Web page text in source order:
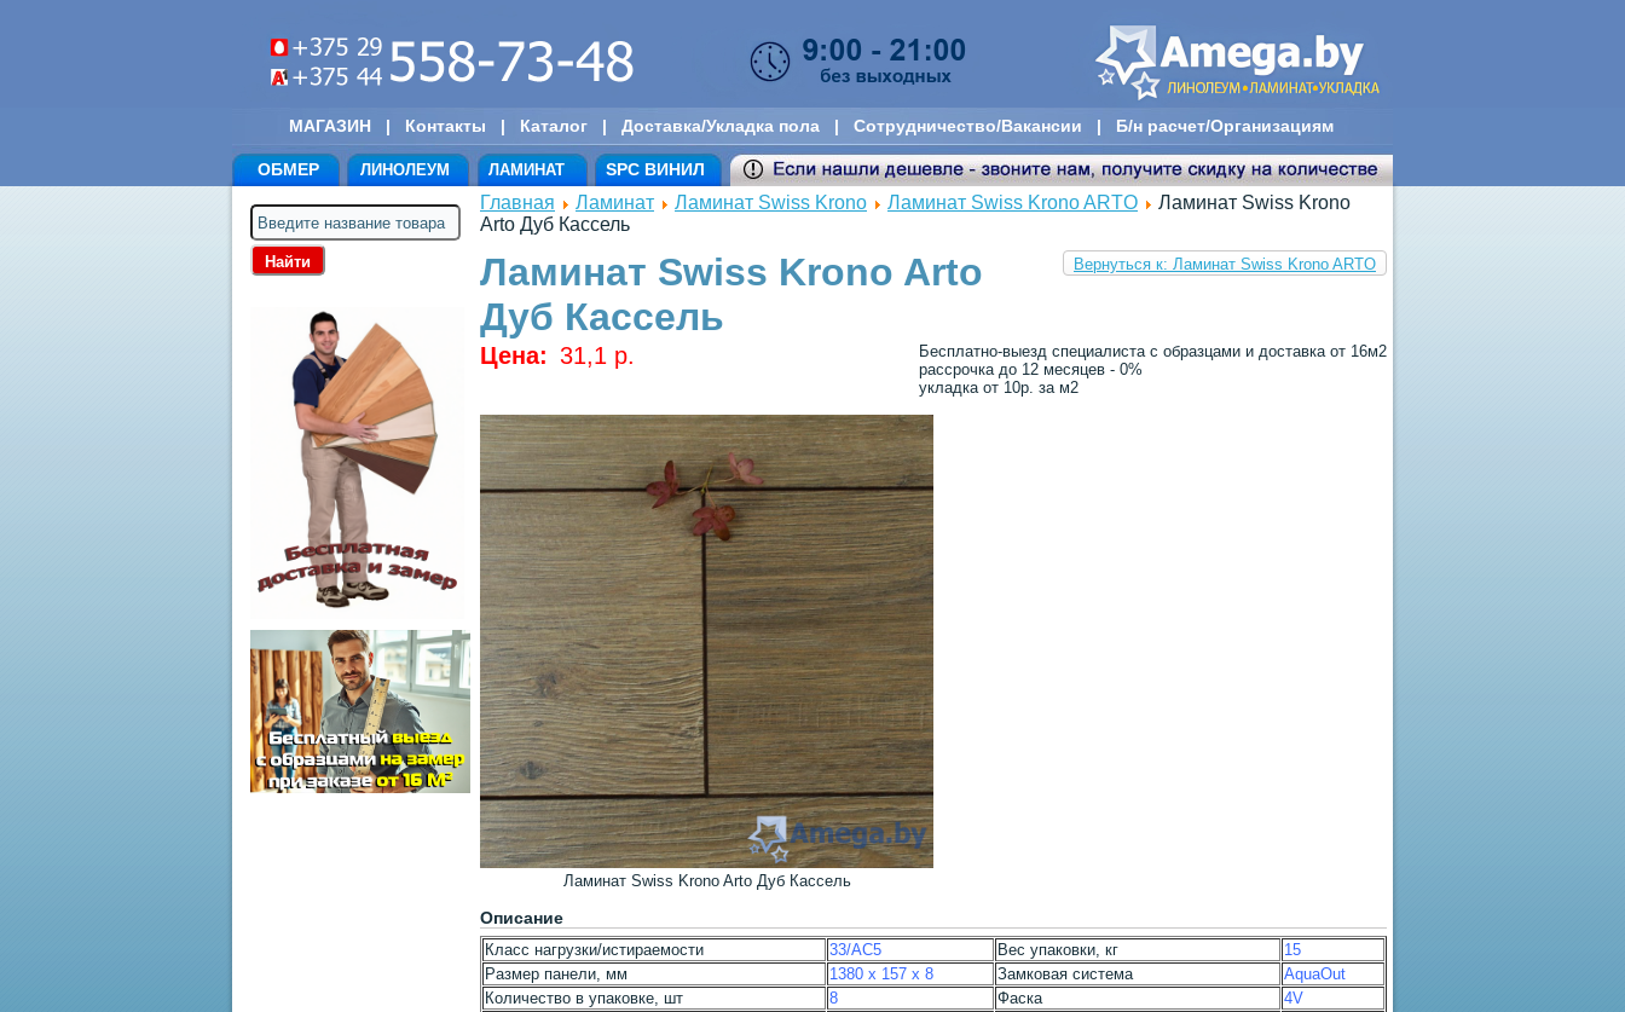
МАГАЗИН | Контакты | Каталог | Доставка/Укладка пола | Сотрудничество/Вакансии | Б/н расчет/Организациям
ОБМЕР ЛИНОЛЕУМ ЛАМИНАТ SPC ВИНИЛ
Главная Ламинат Ламинат Swiss Krono Ламинат Swiss Krono ARTO
Ламинат Swiss Krono
Arto Дуб Кассель
Вернуться к: Ламинат Swiss Krono ARTO
Ламинат Swiss Krono Arto
Дуб Кассель
Бесплатно-выезд специалиста с образцами и доставка от 16м2
рассрочка до 12 месяцев - 0%
укладка от 10р. за м2
Цена: 31,1 p.
Ламинат Swiss Krono Arto Дуб Кассель
Описание
Класс нагрузки/истираемости 33/AC5 Вес упаковки, кг
15
Размер панели, мм
1380 x 157 x 8 Замковая система
AquaOut
Количество в упаковке, шт
8 Фаска
4V